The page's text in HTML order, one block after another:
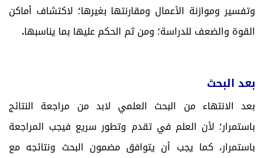
وتفسير وموازنة الأعمال ومقارنتها بغيرها؛ لاكتشاف أماكن
القوة والضعف للدراسة؛ ومن ثم الحكم عليها بما يناسبها.
بعد البحث
بعد الانتهاء من البحث العلمي لابد من مراجعة النتائج
باستمرار؛ لأن العلم في تقدم وتطور سريع فيجب المراجعة
باستمرار، كما يجب أن يتوافق مضمون البحث ونتائجه مع